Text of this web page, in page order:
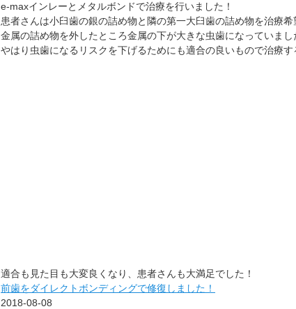
e-maxインレーとメタルボンドで治療を行いました！
患者さんは小臼歯の銀の詰め物と隣の第一大臼歯の詰め物を治療希
金属の詰め物を外したところ金属の下が大きな虫歯になっていまし
やはり虫歯になるリスクを下げるためにも適合の良いもので治療す
適合も見た目も大変良くなり、患者さんも大満足でした！
前歯をダイレクトボンディングで修復しました！
2018-08-08